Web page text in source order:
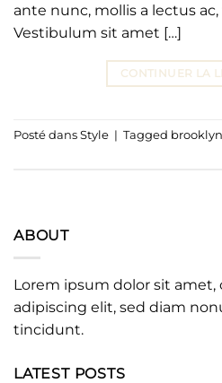
ante nunc, mollis a lectus
Vestibulum sit amet […]
CONTINUER LA
Posté dans Style | Tagged brooklyn
ABOUT
Lorem ipsum dolor sit
adipiscing elit, sed diam
tincidunt.
LATEST POSTS